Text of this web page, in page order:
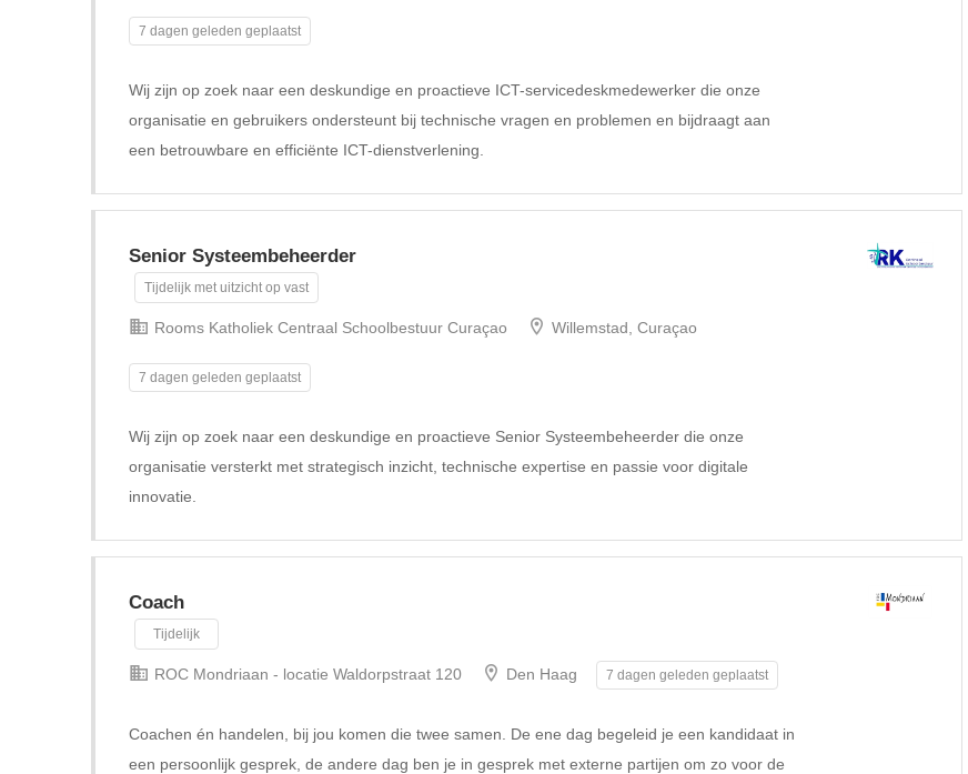
7 dagen geleden geplaatst
Wij zijn op zoek naar een deskundige en proactieve ICT-servicedeskmedewerker die onze
organisatie en gebruikers ondersteunt bij technische vragen en problemen en bijdraagt aan
een betrouwbare en efficiënte ICT-dienstverlening.
Senior Systeembeheerder
Tijdelijk met uitzicht op vast
Rooms Katholiek Centraal Schoolbestuur Curaçao Willemstad, Curaçao
7 dagen geleden geplaatst
Wij zijn op zoek naar een deskundige en proactieve Senior Systeembeheerder die onze
organisatie versterkt met strategisch inzicht, technische expertise en passie voor digitale
innovatie.
Coach
Tijdelijk
ROC Mondriaan - locatie Waldorpstraat 120 Den Haag 7 dagen geleden geplaatst
Coachen én handelen, bij jou komen die twee samen. De ene dag begeleid je een kandidaat in
een persoonlijk gesprek, de andere dag ben je in gesprek met externe partijen om zo voor de